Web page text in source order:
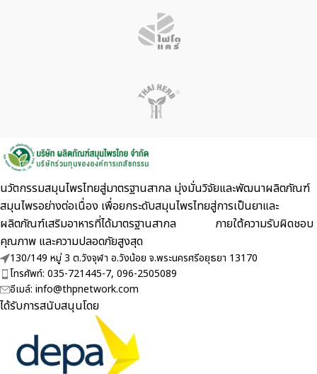
นวัตกรรมสมุนไพรไทยสู่มาตรฐานสากล มุ่งมั่นวิจัยและพัฒนาผลิตภัณฑ์
สมุนไพรอย่างต่อเนื่อง เพื่อยกระดับสมุนไพรไทยสู่การเป็นยาและ
ผลิตภัณฑ์เสริมอาหารที่ได้มาตรฐานสากล ภายใต้ความรับผิดชอบ
คุณภาพ และความปลอดภัยสูงสุด
130/149 หมู่ 3 ต.วังจุฬา อ.วังน้อย จ.พระนครศรีอยุธยา 13170
โทรศัพท์: 035-721445-7, 096-2505089
อีเมล์: info@thpnetwork.com
ได้รับการสนับสนุนโดย